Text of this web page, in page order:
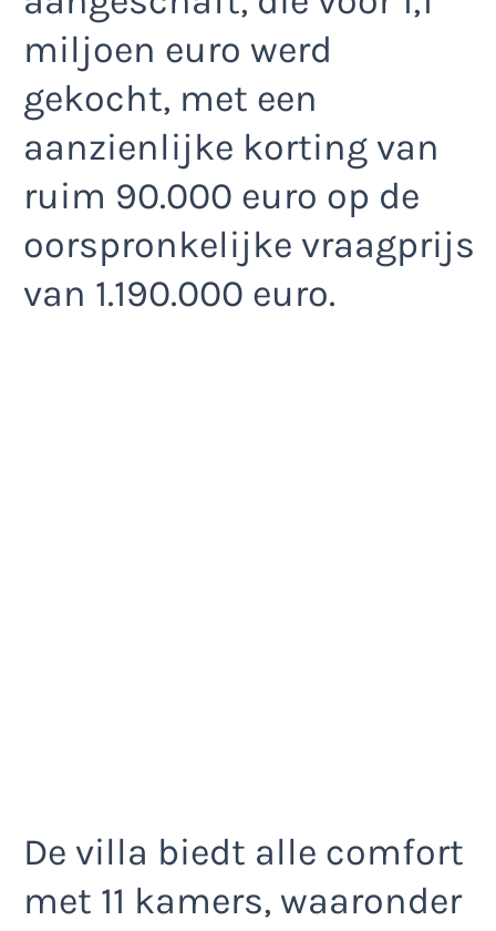
miljoen euro werd
gekocht, met een
aanzienlijke korting van
ruim 90.000 euro op de
oorspronkelijke vraagprijs
van 1.190.000 euro.
De villa biedt alle comfort
met 11 kamers, waaronder